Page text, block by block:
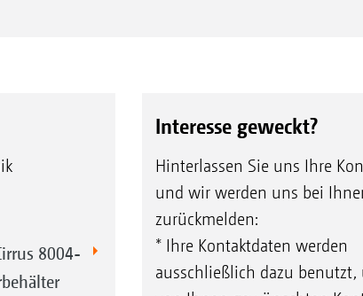
8004-
Interesse geweckt?
Hinterlassen Sie uns Ihre
und wir werden uns bei
zurückmelden:
* Ihre Kontaktdaten werden
ausschließlich dazu benutzt,